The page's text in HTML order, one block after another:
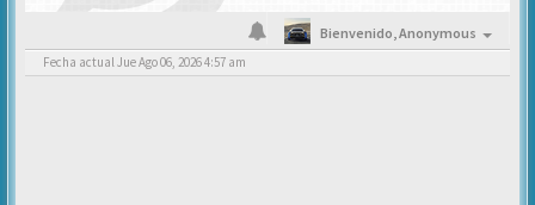
Bienvenido,Anonymous
Fecha actual Jue Ago 06, 2026 4:57 am